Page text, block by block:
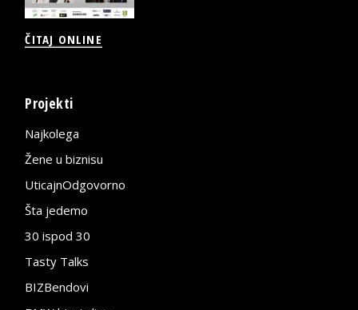
ČITAJ ONLINE
Projekti
Najkolega
Žene u biznisu
UticajnOdgovorno
Šta jedemo
30 ispod 30
Tasty Talks
BIZBendovi